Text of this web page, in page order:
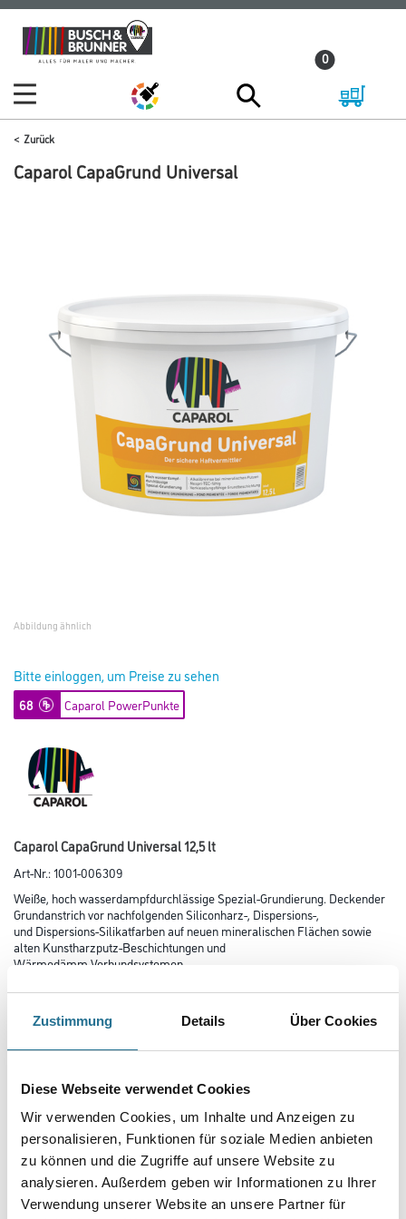
Zustimmung Details Über Cookies
Diese Webseite verwendet Cookies
Wir verwenden Cookies, um Inhalte und Anzeigen zu
personalisieren, Funktionen für soziale Medien anbieten
zu können und die Zugriffe auf unsere Website zu
analysieren. Außerdem geben wir Informationen zu Ihrer
Verwendung unserer Website an unsere Partner für
Zum
Inhalt
Zum
Navigationsmenü
0
Zurück
Caparol CapaGrund Universal
Abbildung ähnlich
Bitte einloggen, um Preise zu sehen
68 Caparol PowerPunkte
Caparol CapaGrund Universal 12,5 lt
Art-Nr.:1001-006309
Weiße, hoch wasserdampfdurchlässige Spezial-Grundierung. Deckender
Grundanstrich vor nachfolgenden Siliconharz-, Dispersions-,
und Dispersions-Silikatfarben auf neuen mineralischen Flächen sowie
alten Kunstharzputz-Beschichtungen und
Wärmedämm-Verbundsystemen.
Gebinde